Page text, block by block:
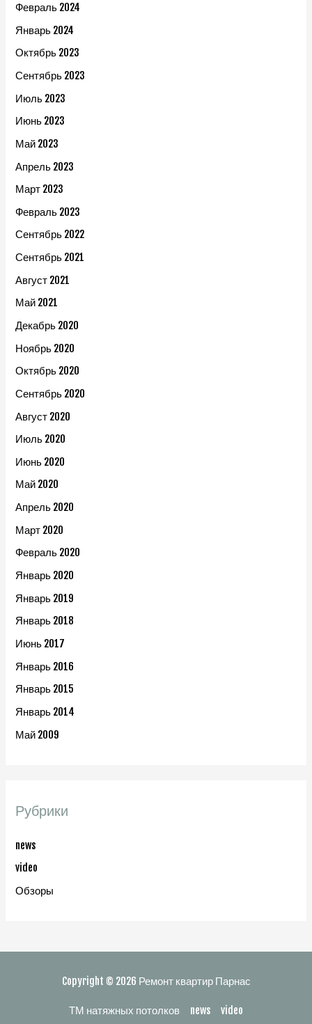
Февраль 2024
Январь 2024
Октябрь 2023
Сентябрь 2023
Июль 2023
Июнь 2023
Май 2023
Апрель 2023
Март 2023
Февраль 2023
Сентябрь 2022
Сентябрь 2021
Август 2021
Май 2021
Декабрь 2020
Ноябрь 2020
Октябрь 2020
Сентябрь 2020
Август 2020
Июль 2020
Июнь 2020
Май 2020
Апрель 2020
Март 2020
Февраль 2020
Январь 2020
Январь 2019
Январь 2018
Июнь 2017
Январь 2016
Январь 2015
Январь 2014
Май 2009
Рубрики
news
video
Обзоры
Copyright © 2026 Ремонт квартир Парнас
ТМ натяжных потолков news video